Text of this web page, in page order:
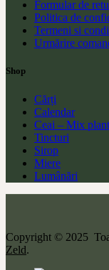
Formular de
Politica de
Termeni si
Urmărire
Shop
Cărți
Calendar
Ceai – Mix
Tincturi
Sirop
Miere
Lumânări
Copyright © 2025
Zeld.